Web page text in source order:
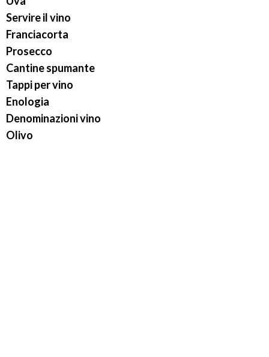
Servire il vino
Franciacorta
Prosecco
Cantine spumante
Tappi per vino
Enologia
Denominazioni vino
Olivo